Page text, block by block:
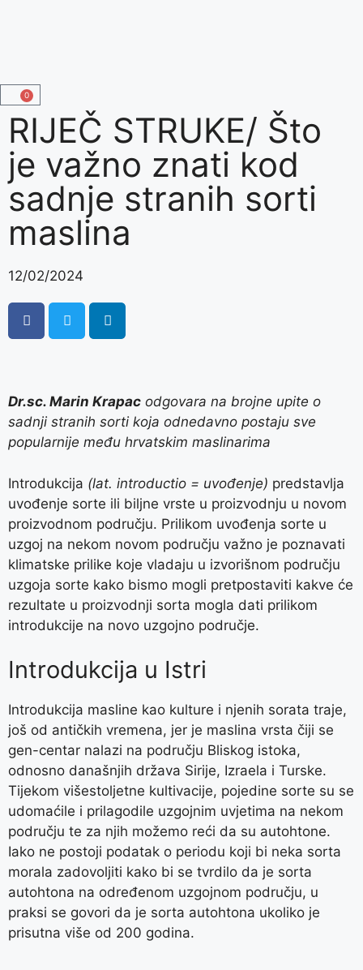
0
RIJEČ STRUKE/ Što
je važno znati kod
sadnje stranih sorti
maslina
12/02/2024
Dr.sc. Marin Krapac odgovara na brojne upite o
sadnji stranih sorti koja odnedavno postaju sve
popularnije među hrvatskim maslinarima
Introdukcija (lat. introductio = uvođenje) predstavlja
uvođenje sorte ili biljne vrste u proizvodnju u novom
proizvodnom području. Prilikom uvođenja sorte u
uzgoj na nekom novom području važno je poznavati
klimatske prilike koje vladaju u izvorišnom području
uzgoja sorte kako bismo mogli pretpostaviti kakve će
rezultate u proizvodnji sorta mogla dati prilikom
introdukcije na novo uzgojno područje.
Introdukcija u Istri
Introdukcija masline kao kulture i njenih sorata traje,
još od antičkih vremena, jer je maslina vrsta čiji se
gen-centar nalazi na području Bliskog istoka,
odnosno današnjih država Sirije, Izraela i Turske.
Tijekom višestoljetne kultivacije, pojedine sorte su se
udomaćile i prilagodile uzgojnim uvjetima na nekom
području te za njih možemo reći da su autohtone.
Iako ne postoji podatak o periodu koji bi neka sorta
morala zadovoljiti kako bi se tvrdilo da je sorta
autohtona na određenom uzgojnom području, u
praksi se govori da je sorta autohtona ukoliko je
prisutna više od 200 godina.